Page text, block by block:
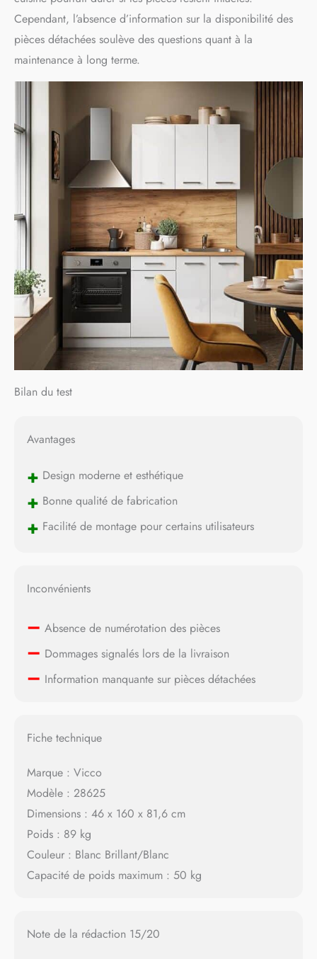
Cependant, l’absence d’information sur la disponibilité des
pièces détachées soulève des questions quant à la
maintenance à long terme.
Bilan du test
Avantages
+ Design moderne et esthétique
+ Bonne qualité de fabrication
+ Facilité de montage pour certains utilisateurs
Inconvénients
– Absence de numérotation des pièces
– Dommages signalés lors de la livraison
– Information manquante sur pièces détachées
Fiche technique
Marque : Vicco
Modèle : 28625
Dimensions : 46 x 160 x 81,6 cm
Poids : 89 kg
Couleur : Blanc Brillant/Blanc
Capacité de poids maximum : 50 kg
Note de la rédaction 15/20